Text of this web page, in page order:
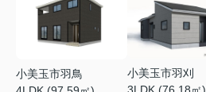
小美玉市羽鳥
小美玉市羽刈
3LDK (76.18㎡)